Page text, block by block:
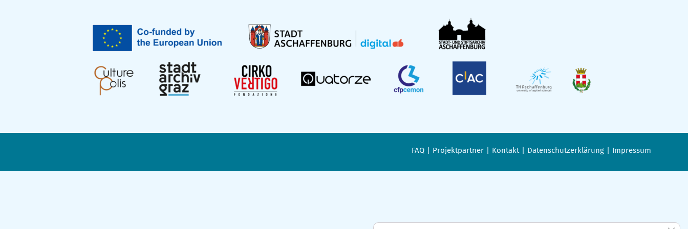
FAQ Projektpartner Kontakt Datenschutzerklärung Impressum